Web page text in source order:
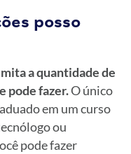
posso
a quantidade de
pode fazer.O único
em um curso
ou
pode fazer